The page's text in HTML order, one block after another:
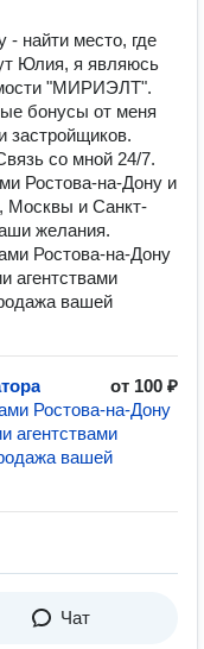
- найти место, где
Юлия, я являюсь
"МИРИЭЛТ".
бонусы от меня
застройщиков.
со мной 24/7.
Ростова-на-Дону и
Москвы и Санкт-
желания.
Ростова-на-Дону
агентствами
вашей
от 100 ₽
Ростова-на-Дону
агентствами
вашей
Чат